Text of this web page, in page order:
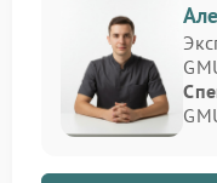
подаёт ошибку —
диагностику и
качества.
Мы обслуживаем
промышленные
большому опыту